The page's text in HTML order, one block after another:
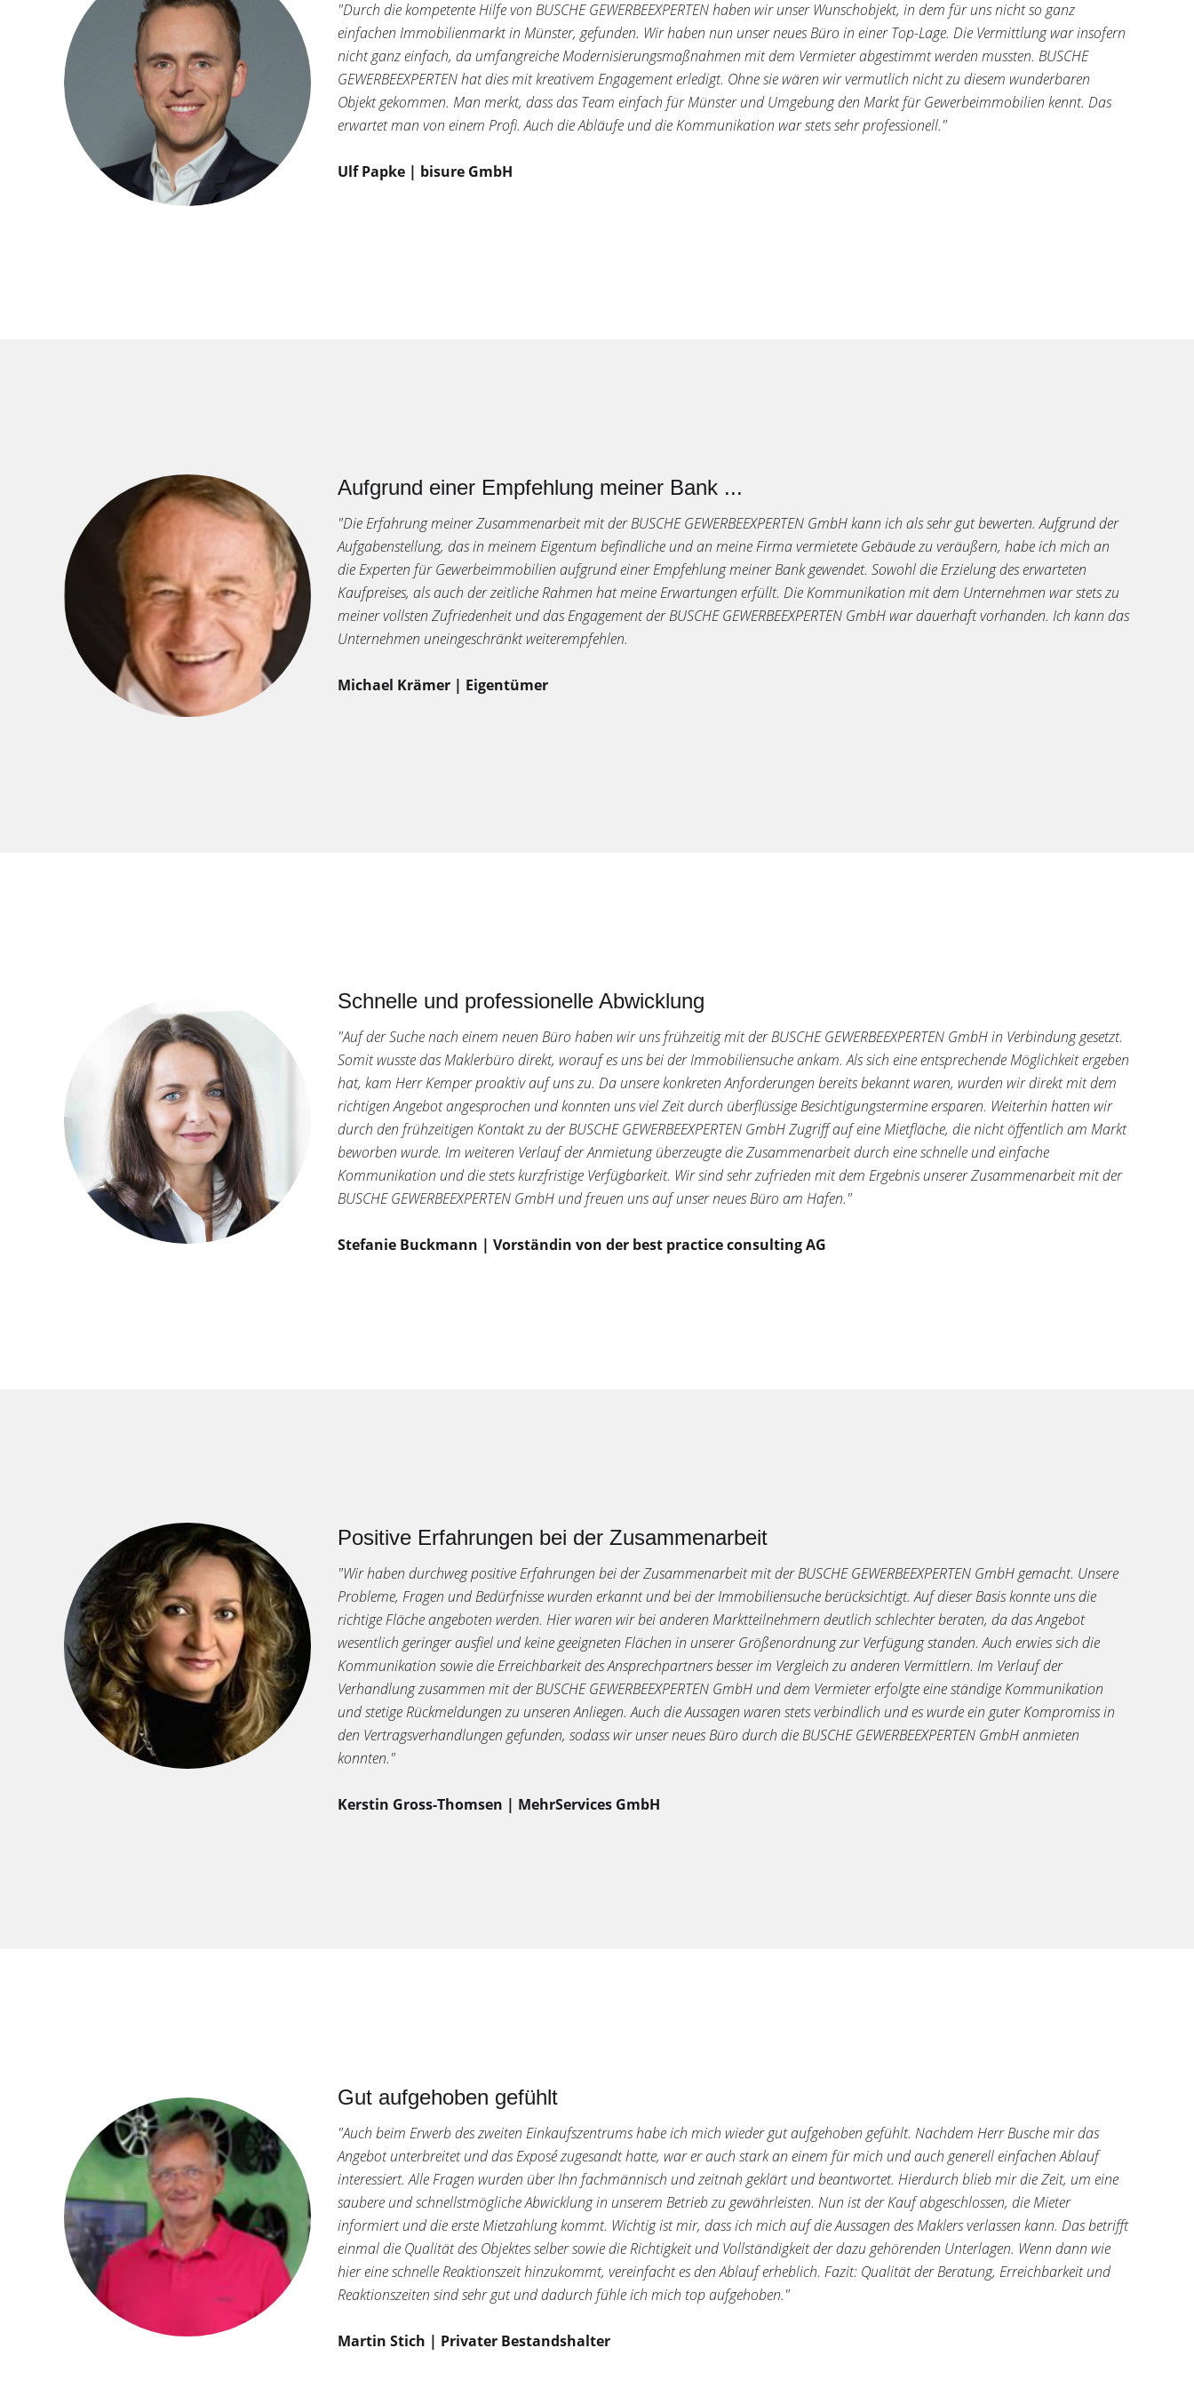
"Durch die kompetente Hilfe von BUSCHE GEWERBEEXPERTEN haben wir unser Wunschobjekt, in dem für uns nicht so ganz
einfachen Immobilienmarkt in Münster, gefunden. Wir haben nun unser neues Büro in einer Top-Lage. Die Vermittlung war insofern
nicht ganz einfach, da umfangreiche Modernisierungsmaßnahmen mit dem Vermieter abgestimmt werden mussten. BUSCHE
GEWERBEEXPERTEN hat dies mit kreativem Engagement erledigt. Ohne sie wären wir vermutlich nicht zu diesem wunderbaren
Objekt gekommen. Man merkt, dass das Team einfach für Münster und Umgebung den Markt für Gewerbeimmobilien kennt. Das
erwartet man von einem Profi. Auch die Abläufe und die Kommunikation war stets sehr professionell."
Ulf Papke | bisure GmbH
Aufgrund einer Empfehlung meiner Bank ...
"Die Erfahrung meiner Zusammenarbeit mit der BUSCHE GEWERBEEXPERTEN GmbH kann ich als sehr gut bewerten. Aufgrund der
Aufgabenstellung, das in meinem Eigentum befindliche und an meine Firma vermietete Gebäude zu veräußern, habe ich mich an
die Experten für Gewerbeimmobilien aufgrund einer Empfehlung meiner Bank gewendet. Sowohl die Erzielung des erwarteten
Kaufpreises, als auch der zeitliche Rahmen hat meine Erwartungen erfüllt. Die Kommunikation mit dem Unternehmen war stets zu
meiner vollsten Zufriedenheit und das Engagement der BUSCHE GEWERBEEXPERTEN GmbH war dauerhaft vorhanden. Ich kann das
Unternehmen uneingeschränkt weiterempfehlen.
Michael Krämer | Eigentümer
Schnelle und professionelle Abwicklung
"Auf der Suche nach einem neuen Büro haben wir uns frühzeitig mit der BUSCHE GEWERBEEXPERTEN GmbH in Verbindung gesetzt.
Somit wusste das Maklerbüro direkt, worauf es uns bei der Immobiliensuche ankam. Als sich eine entsprechende Möglichkeit ergeben
hat, kam Herr Kemper proaktiv auf uns zu. Da unsere konkreten Anforderungen bereits bekannt waren, wurden wir direkt mit dem
richtigen Angebot angesprochen und konnten uns viel Zeit durch überflüssige Besichtigungstermine ersparen. Weiterhin hatten wir
durch den frühzeitigen Kontakt zu der BUSCHE GEWERBEEXPERTEN GmbH Zugriff auf eine Mietfläche, die nicht öffentlich am Markt
beworben wurde. Im weiteren Verlauf der Anmietung überzeugte die Zusammenarbeit durch eine schnelle und einfache
Kommunikation und die stets kurzfristige Verfügbarkeit. Wir sind sehr zufrieden mit dem Ergebnis unserer Zusammenarbeit mit der
BUSCHE GEWERBEEXPERTEN GmbH und freuen uns auf unser neues Büro am Hafen."
Stefanie Buckmann | Vorständin von der best practice consulting AG
Positive Erfahrungen bei der Zusammenarbeit
"Wir haben durchweg positive Erfahrungen bei der Zusammenarbeit mit der BUSCHE GEWERBEEXPERTEN GmbH gemacht. Unsere
Probleme, Fragen und Bedürfnisse wurden erkannt und bei der Immobiliensuche berücksichtigt. Auf dieser Basis konnte uns die
richtige Fläche angeboten werden. Hier waren wir bei anderen Marktteilnehmern deutlich schlechter beraten, da das Angebot
wesentlich geringer ausfiel und keine geeigneten Flächen in unserer Größenordnung zur Verfügung standen. Auch erwies sich die
Kommunikation sowie die Erreichbarkeit des Ansprechpartners besser im Vergleich zu anderen Vermittlern. Im Verlauf der
Verhandlung zusammen mit der BUSCHE GEWERBEEXPERTEN GmbH und dem Vermieter erfolgte eine ständige Kommunikation
und stetige Rückmeldungen zu unseren Anliegen. Auch die Aussagen waren stets verbindlich und es wurde ein guter Kompromiss in
den Vertragsverhandlungen gefunden, sodass wir unser neues Büro durch die BUSCHE GEWERBEEXPERTEN GmbH anmieten
konnten."
Kerstin Gross-Thomsen | MehrServices GmbH
Gut aufgehoben gefühlt
"Auch beim Erwerb des zweiten Einkaufszentrums habe ich mich wieder gut aufgehoben gefühlt. Nachdem Herr Busche mir das
Angebot unterbreitet und das Exposé zugesandt hatte, war er auch stark an einem für mich und auch generell einfachen Ablauf
interessiert. Alle Fragen wurden über Ihn fachmännisch und zeitnah geklärt und beantwortet. Hierdurch blieb mir die Zeit, um eine
saubere und schnellstmögliche Abwicklung in unserem Betrieb zu gewährleisten. Nun ist der Kauf abgeschlossen, die Mieter
informiert und die erste Mietzahlung kommt. Wichtig ist mir, dass ich mich auf die Aussagen des Maklers verlassen kann. Das betrifft
einmal die Qualität des Objektes selber sowie die Richtigkeit und Vollständigkeit der dazu gehörenden Unterlagen. Wenn dann wie
hier eine schnelle Reaktionszeit hinzukommt, vereinfacht es den Ablauf erheblich. Fazit: Qualität der Beratung, Erreichbarkeit und
Reaktionszeiten sind sehr gut und dadurch fühle ich mich top aufgehoben."
Martin Stich | Privater Bestandshalter